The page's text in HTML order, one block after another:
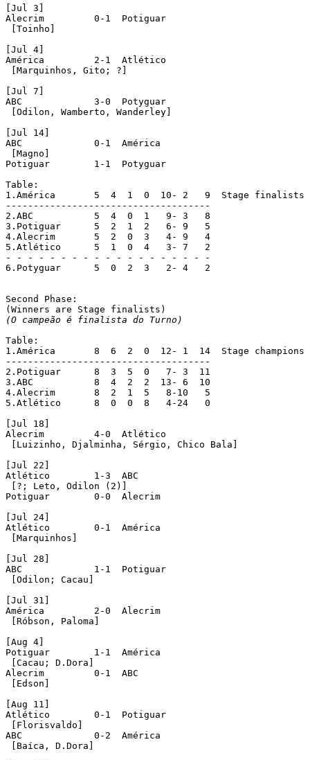
[Jul 3]
Alecrim		0-1  Potiguar
[Toinho]
[Jul 4]
América		2-1  Atlético
[Marquinhos, Gito; ?]
[Jul 7]
ABC		3-0  Potyguar
[Odilon, Wamberto, Wanderley]
[Jul 14]
ABC		0-1  América
[Magno]
Potiguar	1-1  Potyguar
Table:
1.América	5  4  1  0  10- 2   9  Stage finalists
-------------------------------------
2.ABC		5  4  0  1   9- 3   8
3.Potiguar	5  2  1  2   6- 9   5
4.Alecrim	5  2  0  3   4- 9   4
5.Atlético	5  1  0  4   3- 7   2
- - - - - - - - - - - - - - - - - - -
6.Potyguar	5  0  2  3   2- 4   2
Second Phase:
(O campeão é finalista do Turno)
Table:
1.América	8  6  2  0  12-	1  14  Stage champions
-------------------------------------
2.Potiguar	8  3  5  0   7-	3  11
3.ABC		8  4  2	 2  13-	6  10
4.Alecrim	8  2  1	 5   8-10   5
5.Atlético	8  0  0	 8   4-24   0
[Jul 18]
Alecrim		4-0  Atlético
[Luizinho, Djalminha, Sérgio, Chico Bala]
[Jul 22]
Atlético	1-3  ABC
[?; Leto, Odilon (2)]
Potiguar	0-0  Alecrim
[Jul 24]
Atlético	0-1  América
[Marquinhos]
[Jul 28]
ABC		1-1  Potiguar
[Odilon; Cacau]
[Jul 31]
América		2-0  Alecrim
[Róbson, Paloma]
[Aug 4]
Potiguar	1-1  América
[Cacau; D.Dora]
Alecrim		0-1  ABC
[Edson]
[Aug 11]
Atlético	0-1  Potiguar
[Florisvaldo]
ABC		0-2  América
[Baíca, D.Dora]